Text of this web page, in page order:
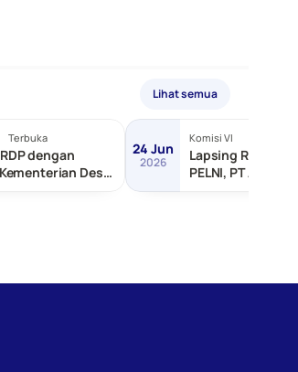
Lihat semua
Terbuka
dengan
Desa
24 Jun
2026
Komisi VI
Lapsing RDP
PELNI, PT ASDP